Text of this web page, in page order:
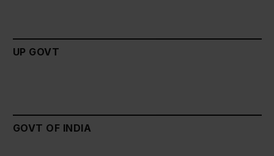
UP GOVT
GOVT OF INDIA